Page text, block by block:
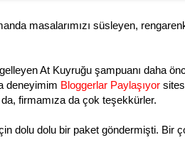
masalarımızı süsleyen,
At Kuyruğu şampuanı daha
deneyimim Bloggerlar Paylaşıyor
firmamıza da çok teşekkürler.
dolu dolu bir paket göndermişti. Bir